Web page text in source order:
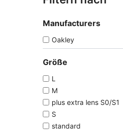
Manufacturers
Oakley
Größe
L
M
plus extra lens S0/S1
S
standard